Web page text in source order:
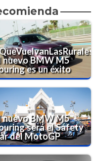
nuevo BMW M5
es un éxito
nuevo BMW M5
será el Safety
del MotoGP